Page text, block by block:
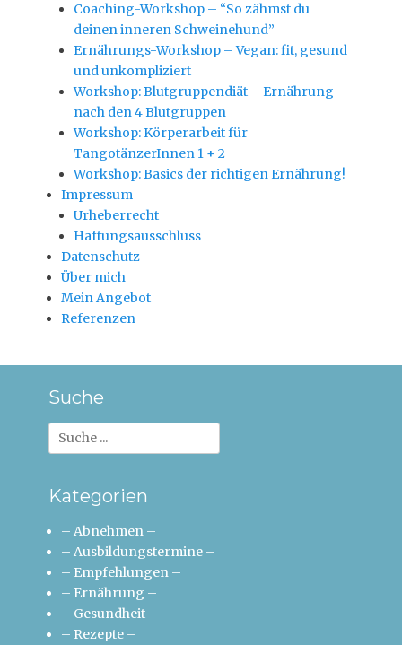
Coaching-Workshop – “So zähmst du
deinen inneren Schweinehund”
Ernährungs-Workshop – Vegan: fit, gesund
und unkompliziert
Workshop: Blutgruppendiät – Ernährung
nach den 4 Blutgruppen
Workshop: Körperarbeit für
TangotänzerInnen 1 + 2
Workshop: Basics der richtigen Ernährung!
Impressum
Urheberrecht
Haftungsausschluss
Datenschutz
Über mich
Mein Angebot
Referenzen
Suche
Suche
nach:
Kategorien
– Abnehmen –
– Ausbildungstermine –
– Empfehlungen –
– Ernährung –
– Gesundheit –
– Rezepte –